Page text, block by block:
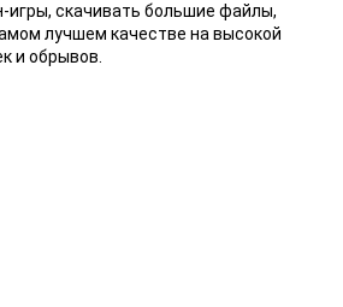
игры, скачивать большие файлы,
лучшем качестве на высокой
и обрывов.